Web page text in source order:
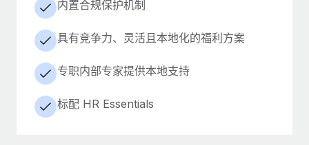
内置合规保护机制
具有竞争力、灵活且本地化的福利方案
专职内部专家提供本地支持
标配 HR Essentials